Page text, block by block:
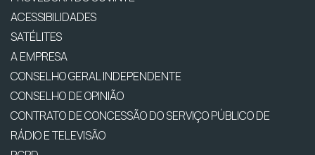
ACESSIBILIDADES
SATÉLITES
A EMPRESA
CONSELHO GERAL INDEPENDENTE
CONSELHO DE OPINIÃO
CONTRATO DE CONCESSÃO DO SERVIÇO PÚBLICO DE
RÁDIO E TELEVISÃO